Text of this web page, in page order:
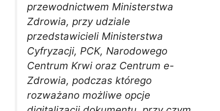
przewodnictwem Ministerstwa
Zdrowia, przy udziale
przedstawicieli Ministerstwa
Cyfryzacji, PCK, Narodowego
Centrum Krwi oraz Centrum e-
Zdrowia, podczas którego
rozważano możliwe opcje